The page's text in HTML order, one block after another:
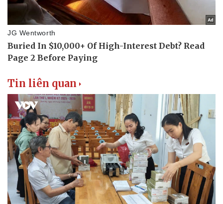
Thể thao
Bóng đá
Ô tô - Xe máy
Ô tô
Tin liên quan